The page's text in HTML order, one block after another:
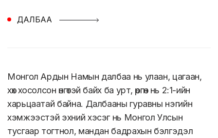
ДАЛБАА
Монгол Ардын Намын далбаа нь улаан, цагаан,
хөх хосолсон өнгөтэй байх ба урт, өргөн нь 2:1-ийн
харьцаатай байна. Далбааны гуравны нэгийн
хэмжээстэй эхний хэсэг нь Монгол Улсын
тусгаар тогтнол, мандан бадрахын бэлгэдэл